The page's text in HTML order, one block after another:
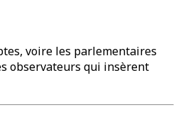
voire les parlementaires
observateurs qui insèrent